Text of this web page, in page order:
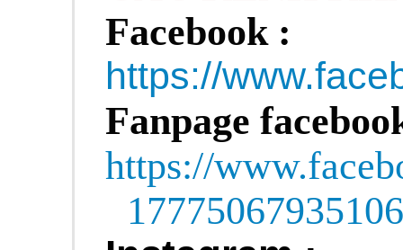
Facebook :
https://
Fanpage
https://